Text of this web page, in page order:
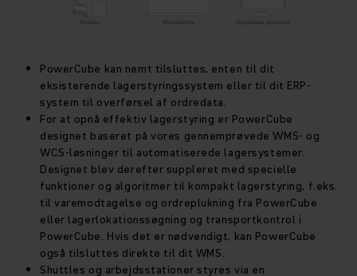
PowerCube kan nemt tilsluttes, enten til dit
eksisterende lagerstyringssystem eller til dit ERP-
system til overførsel af ordredata.
For at opnå effektiv lagerstyring er PowerCube
designet baseret på vores gennemprøvede WMS- og
WCS-løsninger til automatiserede lagersystemer.
Designet blev derefter suppleret med specielle
funktioner og algoritmer til kompakt lagerstyring, f.eks.
til varemodtagelse og ordreplukning fra PowerCube
eller lagerlokationssøgning og transportkontrol i
PowerCube. Hvis det er nødvendigt, kan PowerCube
også tilsluttes direkte til dit WMS.
Shuttles og arbejdsstationer styres via en